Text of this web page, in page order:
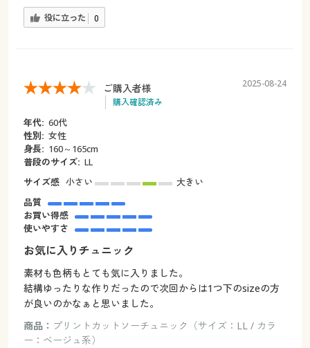
役に立った 0
ご購入者様
購入確認済み
2025-08-24
年代: 60代
性別: 女性
身長: 160～165cm
普段のサイズ: LL
サイズ感 小さい
大きい
品質
お買い得感
使いやすさ
お気に入りチュニック
素材も色柄もとても気に入りました。
結構ゆったりな作りだったので次回からは1つ下のsizeの方
が良いのかなぁと思いました。
商品： プリントカットソーチュニック（サイズ：LL / カラ
ー：ベージュ系）